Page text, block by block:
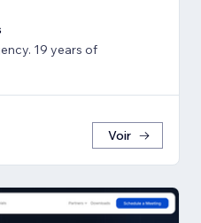
19 years of
Voir